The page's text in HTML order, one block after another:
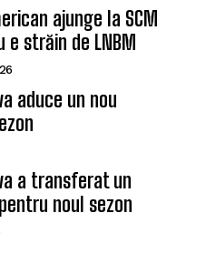
ajunge la SCM
străin de LNBM
aduce un nou
a transferat un
noul sezon